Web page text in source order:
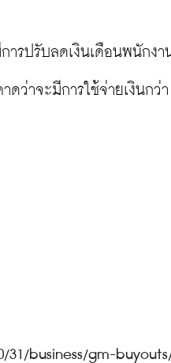
ารปรับลดเงินเดือนพนักงา
ดว่าจะมีการใช้จ่ายเงิน
business/gm-